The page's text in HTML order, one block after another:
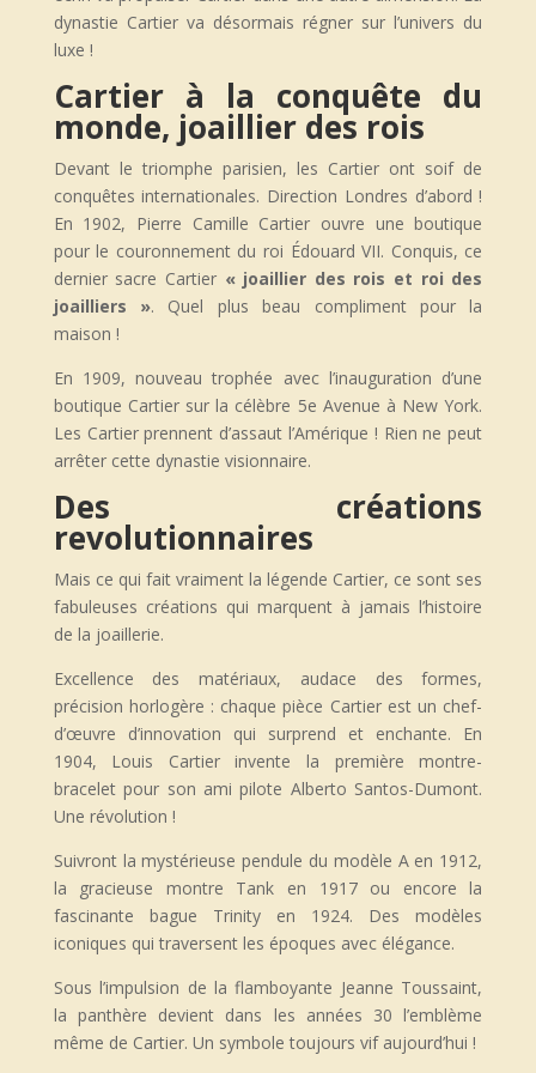
dynastie Cartier va désormais régner sur l’univers du
luxe !
Cartier à la conquête du
monde, joaillier des rois
Devant le triomphe parisien, les Cartier ont soif de
conquêtes internationales. Direction Londres d’abord !
En 1902, Pierre Camille Cartier ouvre une boutique
pour le couronnement du roi Édouard VII. Conquis, ce
dernier sacre Cartier « joaillier des rois et roi des
joailliers ». Quel plus beau compliment pour la
maison !
En 1909, nouveau trophée avec l’inauguration d’une
boutique Cartier sur la célèbre 5e Avenue à New York.
Les Cartier prennent d’assaut l’Amérique ! Rien ne peut
arrêter cette dynastie visionnaire.
Des créations
revolutionnaires
Mais ce qui fait vraiment la légende Cartier, ce sont ses
fabuleuses créations qui marquent à jamais l’histoire
de la joaillerie.
Excellence des matériaux, audace des formes,
précision horlogère : chaque pièce Cartier est un chef-
d’œuvre d’innovation qui surprend et enchante. En
1904, Louis Cartier invente la première montre-
bracelet pour son ami pilote Alberto Santos-Dumont.
Une révolution !
Suivront la mystérieuse pendule du modèle A en 1912,
la gracieuse montre Tank en 1917 ou encore la
fascinante bague Trinity en 1924. Des modèles
iconiques qui traversent les époques avec élégance.
Sous l’impulsion de la flamboyante Jeanne Toussaint,
la panthère devient dans les années 30 l’emblème
même de Cartier. Un symbole toujours vif aujourd’hui !